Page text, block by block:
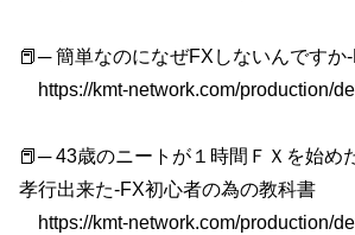
📕─ 簡単なのになぜFXしないんですか
https://kmt-network.com/production/
📕─ 43歳のニートが１時間ＦＸを始め
孝行出来た-FX初心者の為の教科書
https://kmt-network.com/production/